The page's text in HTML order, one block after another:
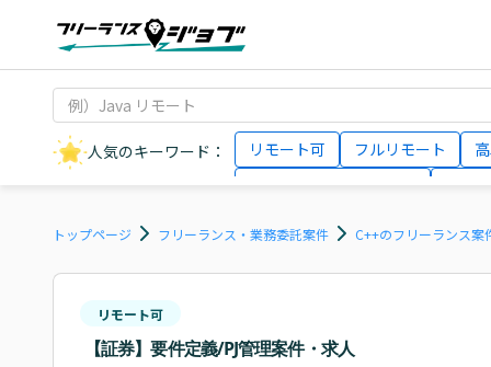
人気のキーワード： リモート可 フルリモート
AIエンジニア
トップページ フリーランス・業務委託案件 C++のフリーランス案
リモート可
【証券】要件定義/PJ管理案件・求人